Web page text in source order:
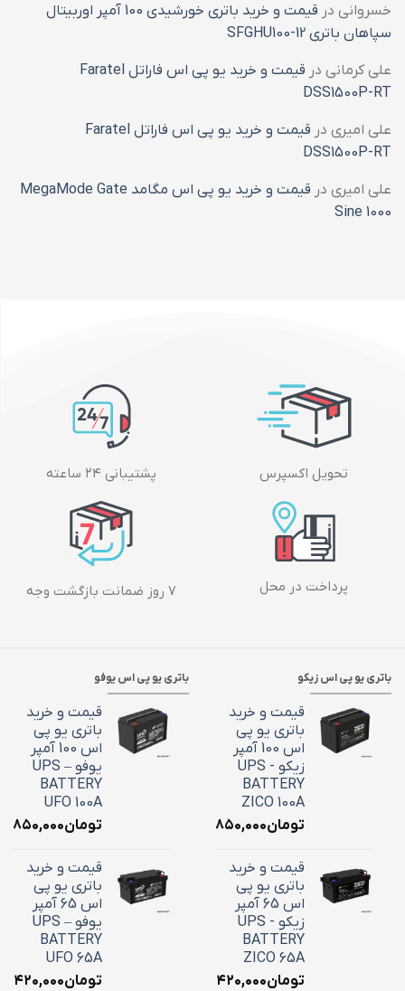
خسروانی در
قیمت و خرید باتری خورشیدی 100 آمپر اوربیتال
سپاهان باتری SFGHU100-12
علی کرمانی در
قیمت و خرید یو پی اس فاراتل Faratel
DSS1500P-RT
علی امیری در
قیمت و خرید یو پی اس فاراتل Faratel
DSS1500P-RT
علی امیری در
قیمت و خرید یو پی اس مگامد MegaMode Gate
Sine 1000
تحویل اکسپرس پشتیبانی ۲۴ ساعته
پرداخت در محل ۷ روز ضمانت بازگشت وجه
باتری یو پی اس زیکو
قیمت و خرید
باتری یو پی
اس 100 آمپر
زیکو - UPS
BATTERY
ZICO 100A
تومان۳۶,۸۵۰,۰۰۰
قیمت و خرید
باتری یو پی
اس 65 آمپر
زیکو - UPS
BATTERY
ZICO 65A
تومان۲۴,۴۲۰,۰۰۰
باتری یو پی اس یوفو
قیمت و خرید
باتری یو پی
اس 100 آمپر
یوفو – UPS
BATTERY
UFO 100A
تومان
قیمت و خرید
باتری یو پی
اس 65 آمپر
یوفو – UPS
BATTERY
UFO 65A
تومان